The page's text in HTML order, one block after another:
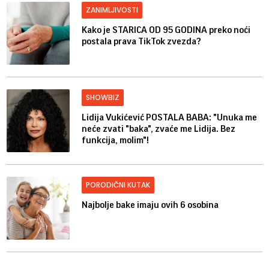
ZANIMLJIVOSTI
Kako je STARICA OD 95 GODINA preko noći
postala prava TikTok zvezda?
SHOWBIZ
Lidija Vukićević POSTALA BABA: "Unuka me
neće zvati "baka", zvaće me Lidija. Bez
funkcija, molim"!
PORODIČNI KUTAK
Najbolje bake imaju ovih 6 osobina